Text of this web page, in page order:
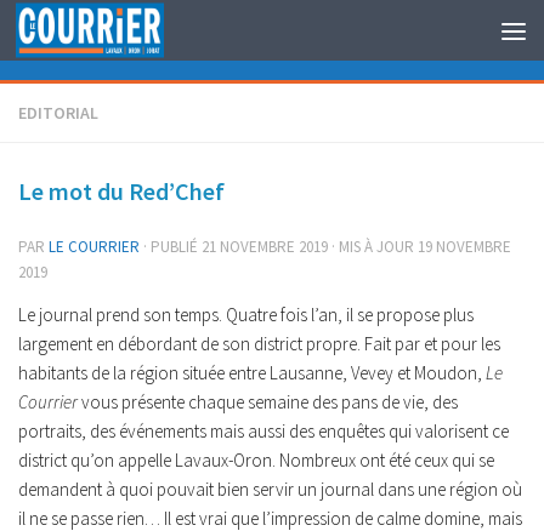
Au dessous du contenu
EDITORIAL
Le mot du Red’Chef
PAR LE COURRIER · PUBLIÉ 21 NOVEMBRE 2019 · MIS À JOUR 19 NOVEMBRE
2019
Le journal prend son temps. Quatre fois l’an, il se propose plus
largement en débordant de son district propre. Fait par et pour les
habitants de la région située entre Lausanne, Vevey et Moudon, Le
Courriervous présente chaque semaine des pans de vie, des
portraits, des événements mais aussi des enquêtes qui valorisent ce
district qu’on appelle Lavaux-Oron. Nombreux ont été ceux qui se
demandent à quoi pouvait bien servir un journal dans une région où
il ne se passe rien… Il est vrai que l’impression de calme domine, mais